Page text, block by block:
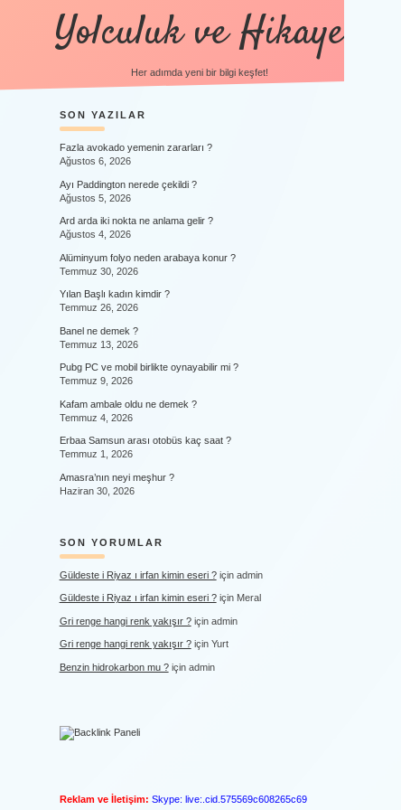
Yolculuk ve Hikaye
Her adımda yeni bir bilgi keşfet!
SIDEBAR
SON YAZILAR
Fazla avokado yemenin zararları ?
Ağustos 6, 2026
Ayı Paddington nerede çekildi ?
Ağustos 5, 2026
Ard arda iki nokta ne anlama gelir ?
Ağustos 4, 2026
Alüminyum folyo neden arabaya konur ?
Temmuz 30, 2026
Yılan Başlı kadın kimdir ?
Temmuz 26, 2026
Banel ne demek ?
Temmuz 13, 2026
Pubg PC ve mobil birlikte oynayabilir mi ?
Temmuz 9, 2026
Kafam ambale oldu ne demek ?
Temmuz 4, 2026
Erbaa Samsun arası otobüs kaç saat ?
Temmuz 1, 2026
Amasra’nın neyi meşhur ?
Haziran 30, 2026
SON YORUMLAR
Güldeste i Riyaz ı irfan kimin eseri ?için admin
Güldeste i Riyaz ı irfan kimin eseri ?için Meral
Gri renge hangi renk yakışır ?için admin
Gri renge hangi renk yakışır ?için Yurt
Benzin hidrokarbon mu ?için admin
Reklam ve İletişim: Skype: live:.cid.575569c608265c69